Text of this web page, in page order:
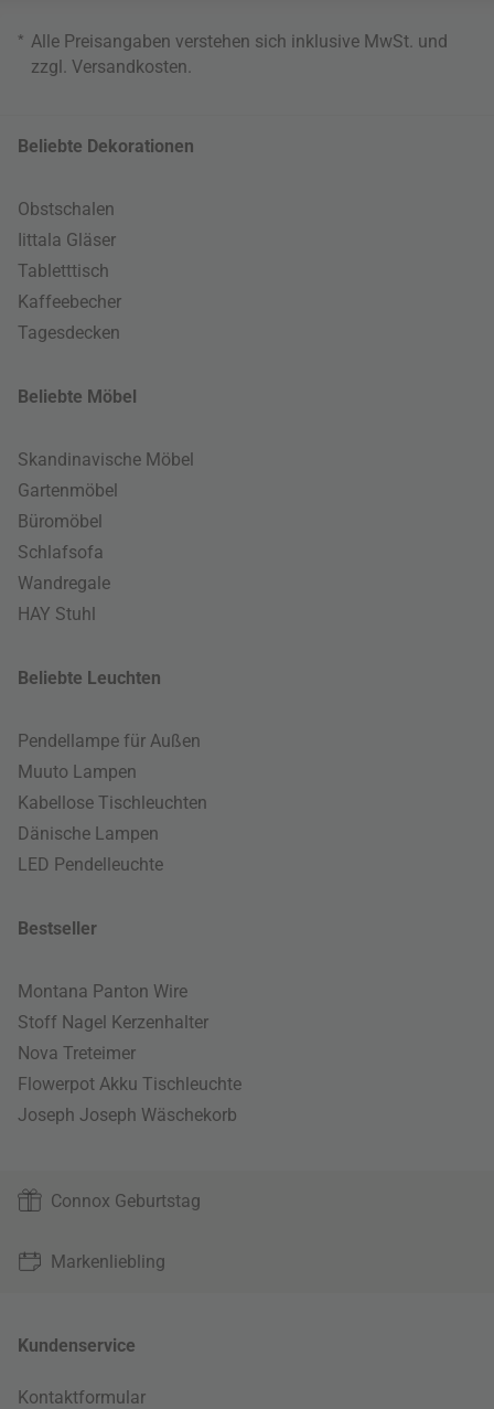
* Alle Preisangaben verstehen sich inklusive MwSt. und
zzgl. Versandkosten
Beliebte Dekorationen
Obstschalen
Iittala Gläser
Tabletttisch
Kaffeebecher
Tagesdecken
Beliebte Möbel
Skandinavische Möbel
Gartenmöbel
Büromöbel
Schlafsofa
Wandregale
HAY Stuhl
Beliebte Leuchten
Pendellampe für Außen
Muuto Lampen
Kabellose Tischleuchten
Dänische Lampen
LED Pendelleuchte
Bestseller
Montana Panton Wire
Stoff Nagel Kerzenhalter
Nova Treteimer
Flowerpot Akku Tischleuchte
Joseph Joseph Wäschekorb
Connox Geburtstag
Markenliebling
Kundenservice
Kontaktformular